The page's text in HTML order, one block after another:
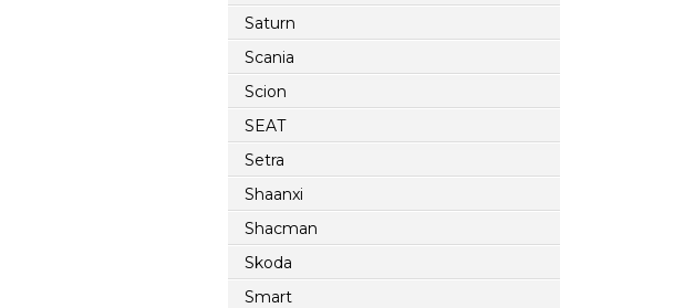
Saturn
Scania
Scion
SEAT
Setra
Shaanxi
Shacman
Skoda
Smart